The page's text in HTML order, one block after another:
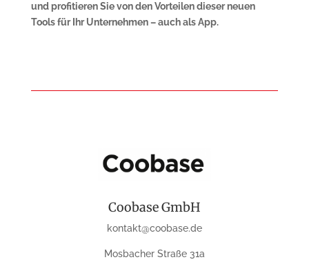
und profitieren Sie von den Vor­tei­len die­serneuen
Tools für Ihr Unternehmen –auch als App.
Coobase GmbH
kontakt@coobase.de
Mosbacher Straße 31a